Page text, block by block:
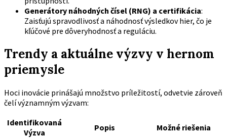
Generátory náhodných čísel (RNG) a certifikácia:
Zaisťujú spravodlivosť a náhodnosť výsledkov hier, čo je
kľúčové pre dôveryhodnosť a reguláciu.
Trendy a aktuálne výzvy v hernom
priemysle
Hoci inovácie prinášajú množstvo príležitostí, odvetvie zároveň
čelí významným výzvam:
Identifikovaná
Výzva
Popis Možné riešenia